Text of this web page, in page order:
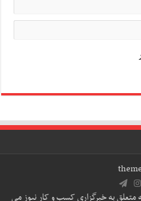
متعلق به خبرگزاری کسب و کار نیوز می